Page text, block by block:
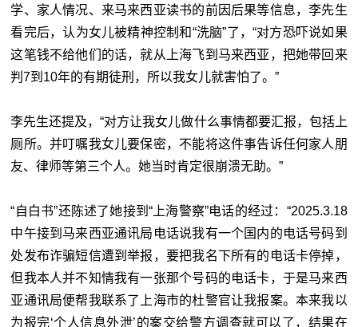
学、家人情况、来马来西亚读书的前因后果等信息，李先生
看完后，认为女儿被精神控制和“洗脑”了，“对方恐吓说如果
这笔钱不给他们的话，就从上海飞到马来西亚，把她带回来
判7到10年的有期徒刑，所以我女儿就害怕了。”
李先生还提及，“对方让我女儿做什么事情都要汇报，包括上
厕所。并叮嘱我女儿要保密，不能将这件事告诉任何家人朋
友、律师等第三个人。她当时肯定很崩溃无助。”
“自白书”还陈述了她接到“上海警察”电话的经过：“2025.3.18
中午接到马来西亚通讯局电话说我有一个国内的电话号码到
处发布诈骗短信遭到举报，要把我名下所有的电话卡停掉，
但我本人并不知情我有一张那个号码的电话卡，于是马来西
亚通讯局便帮我联系了上海市的杜警官让我报案。本来我以
为报完‘个人信息外泄’的案交给警方调查就可以了，结果在